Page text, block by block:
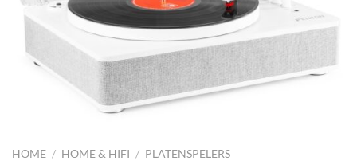
HOME / HOME & HIFI / PLATENSPELERS